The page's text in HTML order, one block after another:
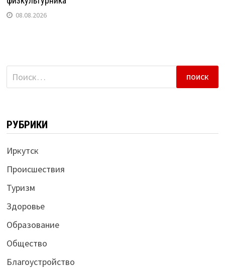
08.08.2026
Найти:
РУБРИКИ
Иркутск
Происшествия
Туризм
Здоровье
Образование
Общество
Благоустройство